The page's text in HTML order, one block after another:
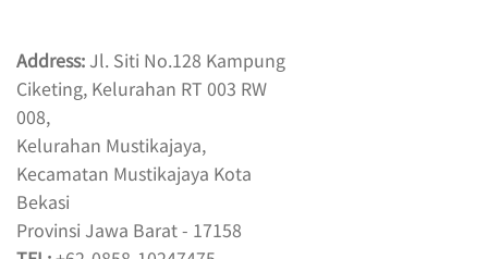
Address:Jl. Siti No.128 Kampung
Ciketing, Kelurahan RT 003 RW
008,
Kelurahan Mustikajaya,
Kecamatan Mustikajaya Kota
Bekasi
Provinsi Jawa Barat - 17158